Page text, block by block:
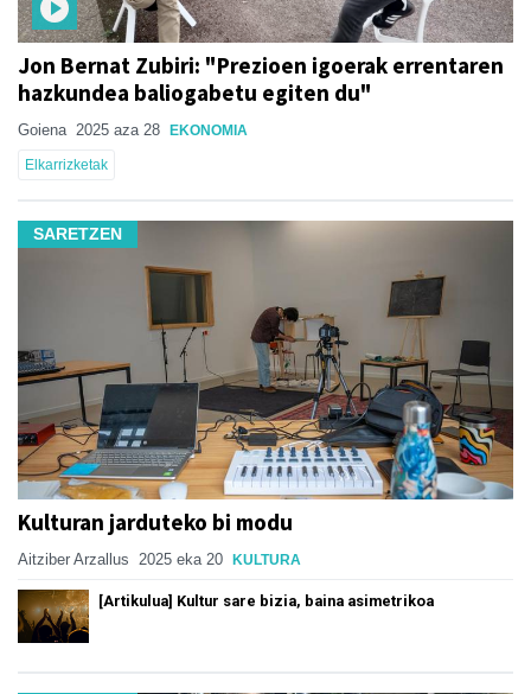
Jon Bernat Zubiri: "Prezioen igoerak errentaren
hazkundea baliogabetu egiten du"
Goiena 2025 aza 28 EKONOMIA
Elkarrizketak
SARETZEN
Kulturan jarduteko bi modu
Aitziber Arzallus 2025 eka 20 KULTURA
[Artikulua] Kultur sare bizia, baina asimetrikoa